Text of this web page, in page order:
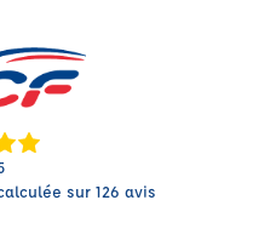
sur 126 avis